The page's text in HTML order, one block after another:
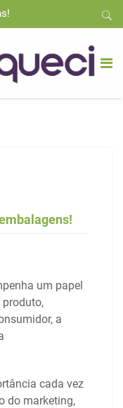
um papel
a
cada vez
do marketing,